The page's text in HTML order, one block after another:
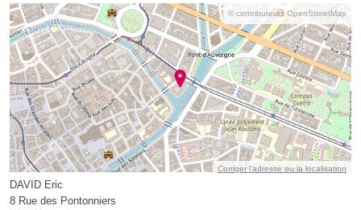
© contributeurs OpenStreetMap
Corriger l’adresse ou la localisation
DAVID Eric
8 Rue des Pontonniers